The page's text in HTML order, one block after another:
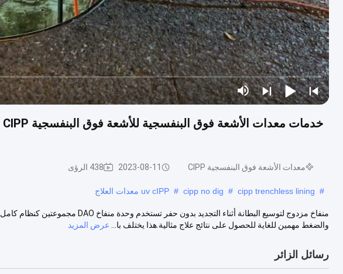
معدات الأشعة فوق البنفسجية CIPP 2023-08-11 438 الرؤى
#
cipp trenchless lining
#
cipp no ​​dig
# uv cIPP معدات العلاج
والضغط مهمين للغاية للحصول على نتائج علاج مثالية.هذا يختلف با...
عرض المزيد
رسائل الزائر